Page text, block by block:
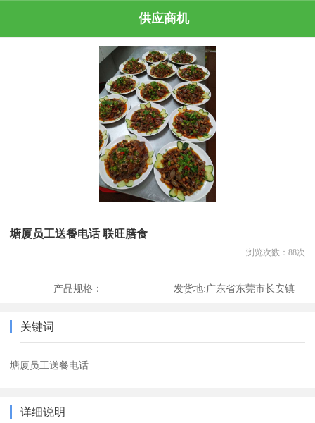
供应商机
塘厦员工送餐电话 联旺膳食
浏览次数： 88次
产品规格： 发货地:广东省东莞市长安镇
关键词
塘厦员工送餐电话
详细说明